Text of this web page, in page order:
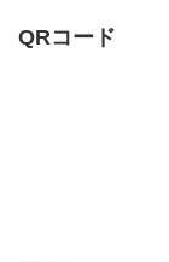
QRコード